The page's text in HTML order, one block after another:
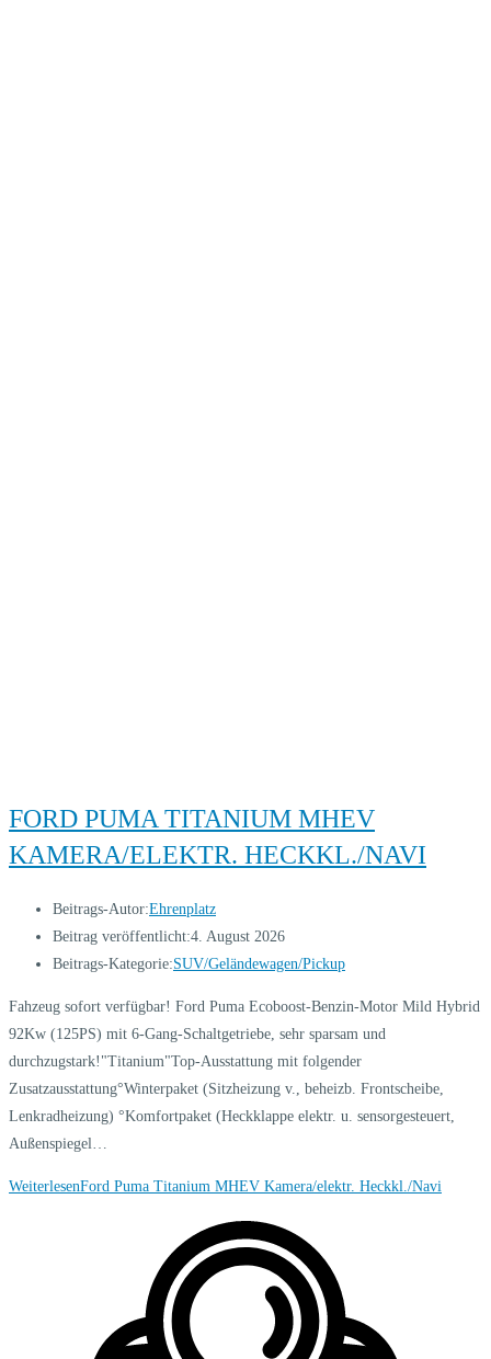
FORD PUMA TITANIUM MHEV
KAMERA/ELEKTR. HECKKL./NAVI
Beitrags-Autor:Ehrenplatz
Beitrag veröffentlicht:4. August 2026
Beitrags-Kategorie:SUV/Geländewagen/Pickup
Fahzeug sofort verfügbar! Ford Puma Ecoboost-Benzin-Motor Mild Hybrid
92Kw (125PS) mit 6-Gang-Schaltgetriebe, sehr sparsam und
durchzugstark!"Titanium"Top-Ausstattung mit folgender
Zusatzausstattung°Winterpaket (Sitzheizung v., beheizb. Frontscheibe,
Lenkradheizung) °Komfortpaket (Heckklappe elektr. u. sensorgesteuert,
Außenspiegel…
WeiterlesenFord Puma Titanium MHEV Kamera/elektr. Heckkl./Navi